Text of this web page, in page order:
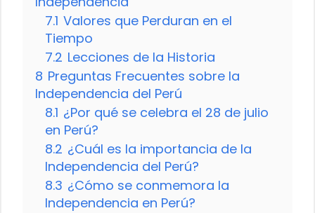
7.1 Valores que Perduran en el
Tiempo
7.2 Lecciones de la Historia
8 Preguntas Frecuentes sobre la
Independencia del Perú
8.1 ¿Por qué se celebra el 28 de julio
en Perú?
8.2 ¿Cuál es la importancia de la
Independencia del Perú?
8.3 ¿Cómo se conmemora la
Independencia en Perú?